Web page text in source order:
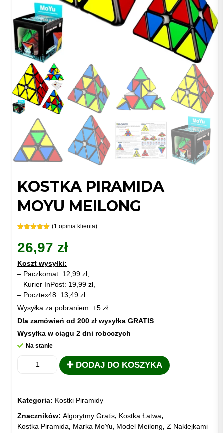
KOSTKA PIRAMIDA
MOYU MEILONG
na
podstawie
klienta
(1 opinia klienta)
26,97 zł
Koszt wysyłki:
– Paczkomat: 12,99 zł,
– Kurier InPost: 19,99 zł,
– Pocztex48: 13,49 zł
Wysyłka za pobraniem: +5 zł
Dla zamówień od 200 zł wysyłka GRATIS
Wysyłka w ciągu 2 dni roboczych
Na stanie
MOYU
MEILONG
DODAJ DO KOSZYKA
Kategoria: Kostki Piramidy
Znaczników: Algorytmy Gratis, Kostka Łatwa,
Kostka Piramida, Marka MoYu, Model Meilong, Z Naklejkami